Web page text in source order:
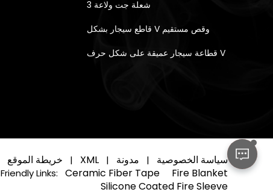
3 شعلة جت ولاعة
قاطع سيجار بشكل V وقص مستقيم
قطاعة سيجار عميقة على شكل حرف V
خريطة الموقع | XML | مدونة | سياسة الخصوصية
Friendly Links: Ceramic Fiber Tape
Fire Blanket
Silicone Coated Fire Sleeve